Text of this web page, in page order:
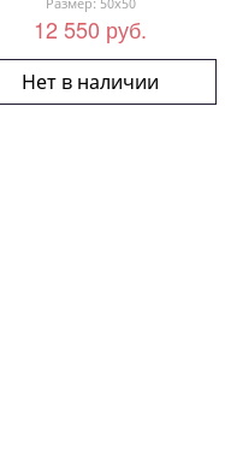
12 550 руб.
Нет в наличии